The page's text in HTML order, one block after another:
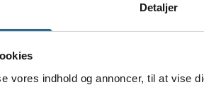
Detaljer
vores indhold og annoncer, til at vise